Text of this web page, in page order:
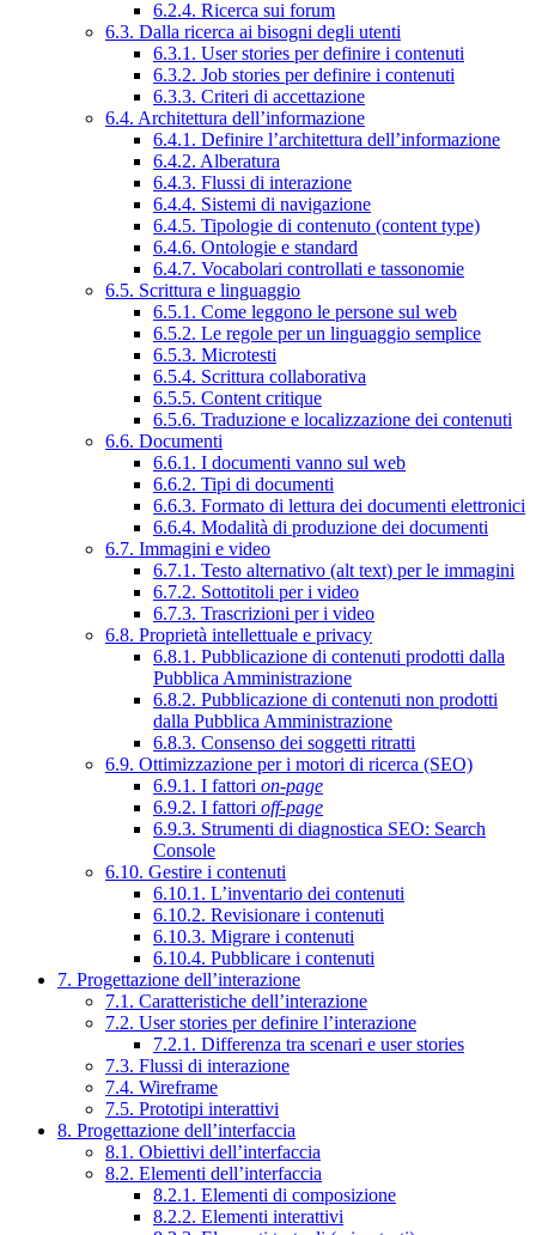
6.2.4. Ricerca sui forum
6.3. Dalla ricerca ai bisogni degli utenti
6.3.1. User stories per definire i contenuti
6.3.2. Job stories per definire i contenuti
6.3.3. Criteri di accettazione
6.4. Architettura dell’informazione
6.4.1. Definire l’architettura dell’informazione
6.4.2. Alberatura
6.4.3. Flussi di interazione
6.4.4. Sistemi di navigazione
6.4.5. Tipologie di contenuto (content type)
6.4.6. Ontologie e standard
6.4.7. Vocabolari controllati e tassonomie
6.5. Scrittura e linguaggio
6.5.1. Come leggono le persone sul web
6.5.2. Le regole per un linguaggio semplice
6.5.3. Microtesti
6.5.4. Scrittura collaborativa
6.5.5. Content critique
6.5.6. Traduzione e localizzazione dei contenuti
6.6. Documenti
6.6.1. I documenti vanno sul web
6.6.2. Tipi di documenti
6.6.3. Formato di lettura dei documenti elettronici
6.6.4. Modalità di produzione dei documenti
6.7. Immagini e video
6.7.1. Testo alternativo (alt text) per le immagini
6.7.2. Sottotitoli per i video
6.7.3. Trascrizioni per i video
6.8. Proprietà intellettuale e privacy
6.8.1. Pubblicazione di contenuti prodotti dalla
Pubblica Amministrazione
6.8.2. Pubblicazione di contenuti non prodotti
dalla Pubblica Amministrazione
6.8.3. Consenso dei soggetti ritratti
6.9. Ottimizzazione per i motori di ricerca (SEO)
6.9.1. I fattori on-page
6.9.2. I fattori off-page
6.9.3. Strumenti di diagnostica SEO: Search
Console
6.10. Gestire i contenuti
6.10.1. L’inventario dei contenuti
6.10.2. Revisionare i contenuti
6.10.3. Migrare i contenuti
6.10.4. Pubblicare i contenuti
7. Progettazione dell’interazione
7.1. Caratteristiche dell’interazione
7.2. User stories per definire l’interazione
7.2.1. Differenza tra scenari e user stories
7.3. Flussi di interazione
7.4. Wireframe
7.5. Prototipi interattivi
8. Progettazione dell’interfaccia
8.1. Obiettivi dell’interfaccia
8.2. Elementi dell’interfaccia
8.2.1. Elementi di composizione
8.2.2. Elementi interattivi